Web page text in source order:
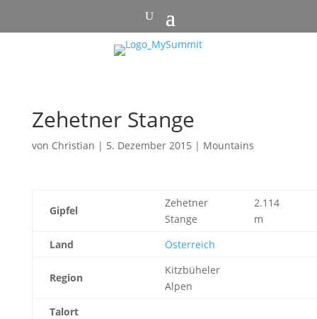
Zehetner Stange
von Christian | 5. Dezember 2015 | Mountains
Gipfel
Zehetner
Stange
2.114
m
Land
Österreich
Region
Kitzbüheler
Alpen
Talort